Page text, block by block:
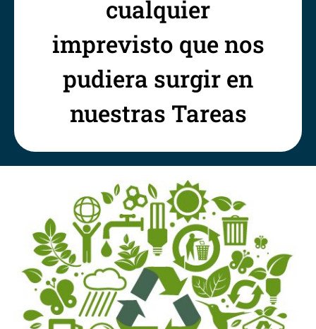
cualquier
imprevisto que nos
pudiera surgir en
nuestras Tareas